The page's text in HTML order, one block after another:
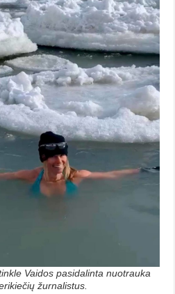
Vaidos pasidalinta nuotrauka
žurnalistus.